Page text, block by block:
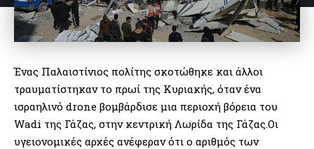
Ένας Παλαιστίνιος πολίτης σκοτώθηκε και άλλοι
τραυματίστηκαν το πρωί της Κυριακής, όταν ένα
ισραηλινό drone βομβάρδισε μια περιοχή βόρεια του
Wadi της Γάζας, στην κεντρική Λωρίδα της Γάζας.Οι
υγειονομικές αρχές ανέφεραν ότι ο αριθμός των